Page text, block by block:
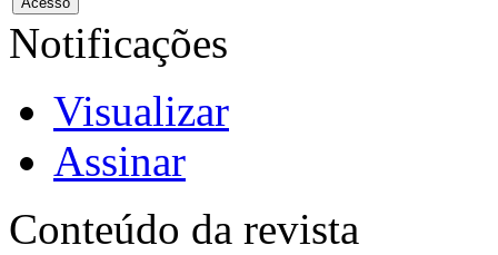
Notificações
Visualizar
Assinar
Conteúdo da revista